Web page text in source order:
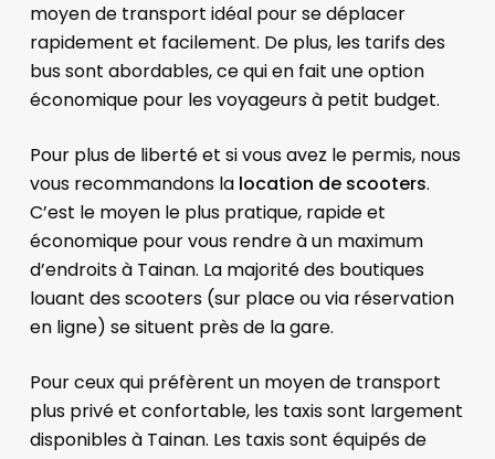
moyen de transport idéal pour se déplacer
rapidement et facilement. De plus, les tarifs des
bus sont abordables, ce qui en fait une option
économique pour les voyageurs à petit budget.
Pour plus de liberté et si vous avez le permis, nous
vous recommandons la location de scooters.
C’est le moyen le plus pratique, rapide et
économique pour vous rendre à un maximum
d’endroits à Tainan. La majorité des boutiques
louant des scooters (sur place ou via réservation
en ligne) se situent près de la gare.
Pour ceux qui préfèrent un moyen de transport
plus privé et confortable, les taxis sont largement
disponibles à Tainan. Les taxis sont équipés de